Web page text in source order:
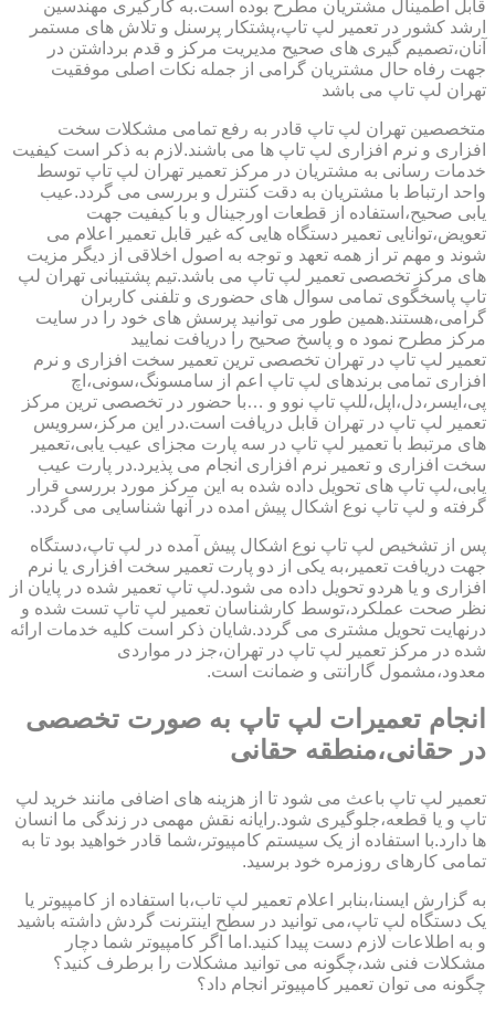
قابل اطمینال مشتریان مطرح بوده است.به کارگیری مهندسین
ارشد کشور در تعمیر لپ تاپ،پشتکار پرسنل و تلاش های مستمر
آنان،تصمیم گیری های صحیح مدیریت مرکز و قدم برداشتن در
جهت رفاه حال مشتریان گرامی از جمله نکات اصلی موفقیت
تهران لپ تاپ می باشد
متخصصین تهران لپ تاپ قادر به رفع تمامی مشکلات سخت
افزاری و نرم افزاری لپ تاپ ها می باشند.لازم به ذکر است کیفیت
خدمات رسانی به مشتریان در مرکز تعمیر تهران لپ تاپ توسط
واحد ارتباط با مشتریان به دقت کنترل و بررسی می گردد.عیب
یابی صحیح،استفاده از قطعات اورجینال و با کیفیت جهت
تعویض،توانایی تعمیر دستگاه هایی که غیر قابل تعمیر اعلام می
شوند و مهم تر از همه تعهد و توجه به اصول اخلاقی از دیگر مزیت
های مرکز تخصصی تعمیر لپ تاپ می باشد.تیم پشتیبانی تهران لپ
تاپ پاسخگوی تمامی سوال های حضوری و تلفنی کاربران
گرامی،هستند.همین طور می توانید پرسش های خود را در سایت
مرکز مطرح نمود ه و پاسخ صحیح را دریافت نمایید
تعمیر لپ تاپ در تهران تخصصی ترین تعمیر سخت افزاری و نرم
افزاری تمامی برندهای لپ تاپ اعم از سامسونگ،سونی،اچ
پی،ایسر،دل،اپل،للپ تاپ نوو و …با حضور در تخصصی ترین مرکز
تعمیر لپ تاپ در تهران قابل دریافت است.در این مرکز،سرویس
های مرتبط با تعمیر لپ تاپ در سه پارت مجزای عیب یابی،تعمیر
سخت افزاری و تعمیر نرم افزاری انجام می پذیرد.در پارت عیب
یابی،لپ تاپ های تحویل داده شده به این مرکز مورد بررسی قرار
گرفته و لپ تاپ نوع اشکال پیش امده در آنها شناسایی می گردد.
پس از تشخیص لپ تاپ نوع اشکال پیش آمده در لپ تاپ،دستگاه
جهت دریافت تعمیر،به یکی از دو پارت تعمیر سخت افزاری یا نرم
افزاری و یا هردو تحویل داده می شود.لپ تاپ تعمیر شده در پایان از
نظر صحت عملکرد،توسط کارشناسان تعمیر لپ تاپ تست شده و
درنهایت تحویل مشتری می گردد.شایان ذکر است کلیه خدمات ارائه
شده در مرکز تعمیر لپ تاپ در تهران،جز در مواردی
معدود،مشمول گارانتی و ضمانت است.
انجام تعمیرات لپ تاپ به صورت تخصصی
در حقانی،منطقه حقانی
تعمیر لپ تاپ باعث می شود تا از هزینه های اضافی مانند خرید لپ
تاپ و یا قطعه،جلوگیری شود.رایانه نقش مهمی در زندگی ما انسان
ها دارد.با استفاده از یک سیستم کامپیوتر،شما قادر خواهید بود تا به
تمامی کارهای روزمره خود برسید.
به گزارش ایسنا،بنابر اعلام تعمیر لپ تاب،با استفاده از کامپیوتر یا
یک دستگاه لپ تاپ،می توانید در سطح اینترنت گردش داشته باشید
و به اطلاعات لازم دست پیدا کنید.اما اگر کامپیوتر شما دچار
مشکلات فنی شد،چگونه می توانید مشکلات را برطرف کنید؟
چگونه می توان تعمیر کامپیوتر انجام داد؟